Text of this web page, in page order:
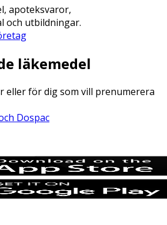
apoteksvaror,
och utbildningar.
läkemedel
eller för dig som vill prenumerera
Dospac